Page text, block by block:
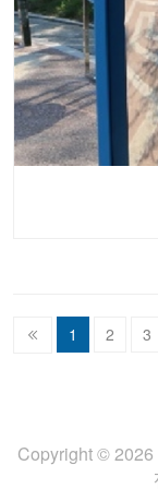
1 2 3
Copyright ©